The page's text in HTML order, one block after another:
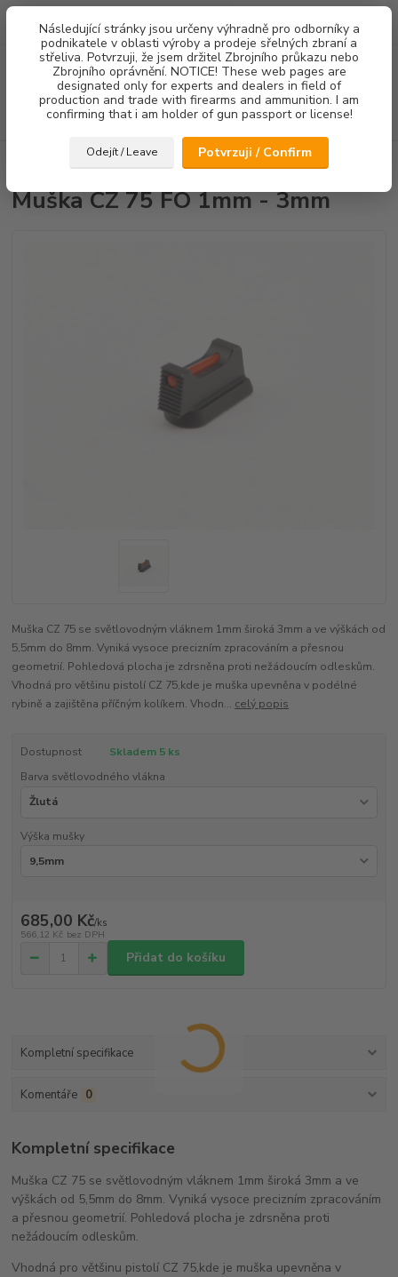
Následující stránky jsou určeny výhradně pro odborníky a
podnikatele v oblasti výroby a prodeje sřelných zbraní a
střeliva. Potvrzuji, že jsem držitel Zbrojního průkazu nebo
Zbrojního oprávnění. NOTICE! These web pages are
designated only for experts and dealers in field of
production and trade with firearms and ammunition. I am
confirming that i am holder of gun passport or license!
Odejít / Leave Potvrzuji / Confirm
Menu
Hledat
za0,00 Kč
Muška CZ 75 FO 1mm - 3mm
Muška CZ 75 FO 1mm - 3mm
Muška CZ 75 se světlovodným vláknem 1mm široká 3mm a ve výškách od
5,5mm do 8mm. Vyniká vysoce precizním zpracováním a přesnou
geometrií. Pohledová plocha je zdrsněna proti nežádoucím odleskům.
Vhodná pro většinu pistolí CZ 75,kde je muška upevněna v podélné
rybině a zajištěna příčným kolíkem. Vhodn... celý popis
Dostupnost
Skladem 5 ks
Barva světlovodného vlákna
Výška mušky
685,00 Kč/ks
566,12 Kč bez DPH
Přidat do košíku
Kompletní specifikace
Komentáře 0
Kompletní specifikace
Muška CZ 75 se světlovodným vláknem 1mm široká 3mm a ve
výškách od 5,5mm do 8mm. Vyniká vysoce precizním zpracováním
a přesnou geometrií. Pohledová plocha je zdrsněna proti
nežádoucím odleskům.
Vhodná pro většinu pistolí CZ 75,kde je muška upevněna v